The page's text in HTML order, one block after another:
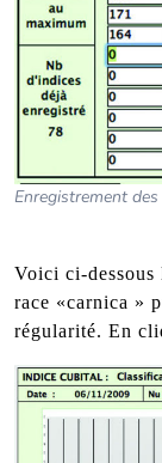
Enregistrement
Voici ci-dessous
race «carnica »
régularité. En